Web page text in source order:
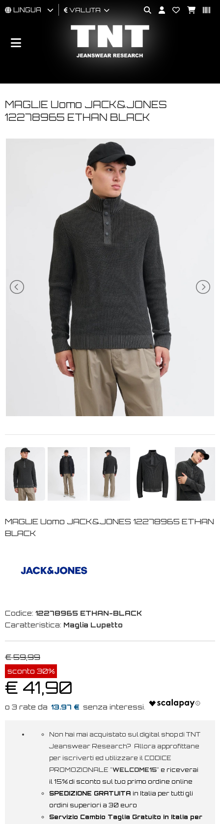
UOMO
BRAND
LINGUA VALUTA
MAGLIE Uomo JACK&JONES
12278965 ETHAN BLACK
MAGLIE Uomo JACK&JONES 12278965 ETHAN
BLACK
Codice: 12278965 ETHAN-BLACK
Caratteristica: Maglia Lupetto
€ 59,99
sconto 30%
€ 41,90
13.97 €
Non hai mai acquistato sul digital shop di TNT
Jeanswear Research? Allora approfittane
per iscriverti ed utilizzare il CODICE
PROMOZIONALE "WELCOME15" e riceverai
il 15% di sconto sul tuo primo ordine online
SPEDIZIONE GRATUITA in Italia per tutti gli
ordini superiori a 30 euro
Servizio Cambio Taglia Gratuito in Italia per